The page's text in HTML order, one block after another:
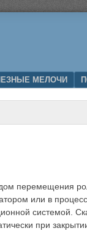
МЕЛОЧИ
перемещения
или в
системой.
при